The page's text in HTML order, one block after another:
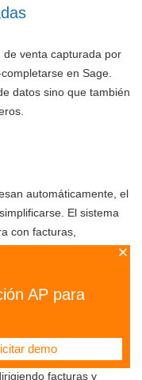
venta capturada por
en Sage.
datos sino que también
automáticamente, el
El sistema
con facturas,
inmediatamente.
y Pedidos
los procesos de
facturas y
AP para
demo